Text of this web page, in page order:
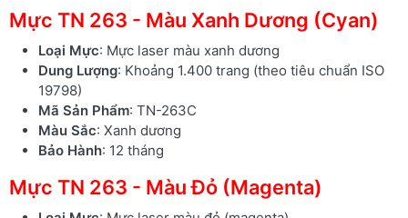
Mực TN 263 - Màu Xanh Dương (Cyan)
Loại Mực: Mực laser màu xanh dương
Dung Lượng: Khoảng 1.400 trang (theo tiêu chuẩn ISO
19798)
Mã Sản Phẩm: TN-263C
Màu Sắc: Xanh dương
Bảo Hành: 12 tháng
Mực TN 263 - Màu Đỏ (Magenta)